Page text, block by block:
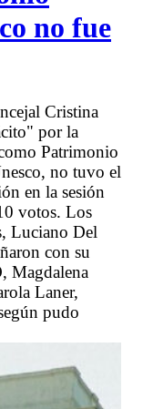
no fue
Cristina
por la
Patrimonio
no tuvo el
en la sesión
votos. Los
Luciano Del
con su
Magdalena
Laner,
pudo